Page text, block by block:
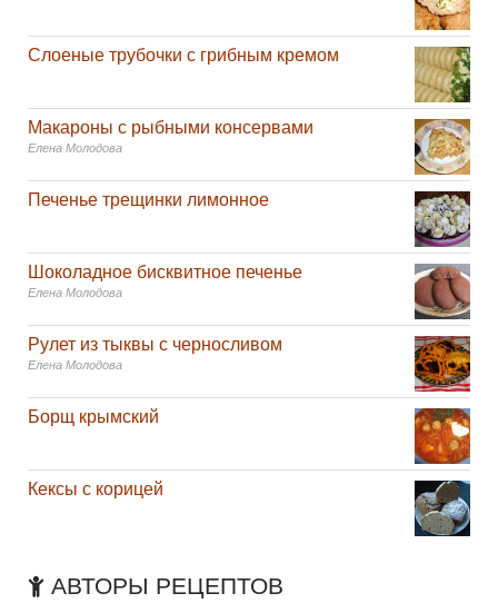
Слоеные трубочки с грибным кремом
Макароны с рыбными консервами
Елена Молодова
Печенье трещинки лимонное
Шоколадное бисквитное печенье
Елена Молодова
Рулет из тыквы с черносливом
Елена Молодова
Борщ крымский
Кексы с корицей
АВТОРЫ РЕЦЕПТОВ